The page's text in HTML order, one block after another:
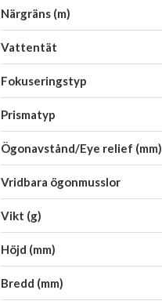
Närgräns (m)
Vattentät
Fokuseringstyp
Prismatyp
Ögonavstånd/Eye relief (mm)
Vridbara ögonmusslor
Vikt (g)
Höjd (mm)
Bredd (mm)